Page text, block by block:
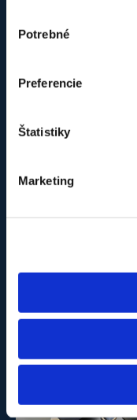
súhlasu
Potrebné
Preferencie
Štatistiky
Marketing